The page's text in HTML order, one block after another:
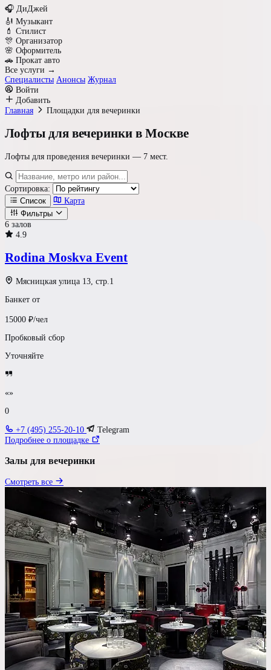
🎧 ДиДжей
🎻 Музыкант
💄 Стилист
🎊 Организатор
🌸 Оформитель
🚗 Прокат авто
Все услуги →
Специалисты Анонсы Журнал
Войти
Добавить
Главная
Площадки для вечеринки
Лофты для вечеринки в Москве
Лофты для проведения вечеринки — 7 мест.
Сортировка:
Список
Карта
Фильтры
Где проводим?
Формат площадки
Светлый Лофт
Шатер у воды
Усадьба
Требования к площадке
Танцпол
DJ / Звук
Караоке
Сцена
Своя парковка
Свой алкоголь
Показать результаты
Сбросить
6 залов
4.9
Rodina Moskva Event
Мясницкая улица 13, стр.1
Банкет от
15000 ₽/чел
Пробковый сбор
Уточняйте
«»
0
+7 (495) 255-20-10
Telegram
Подробнее о площадке
Залы для вечеринки
Смотреть все